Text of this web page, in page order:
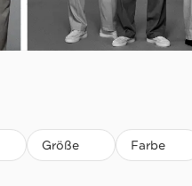
Größe Farbe